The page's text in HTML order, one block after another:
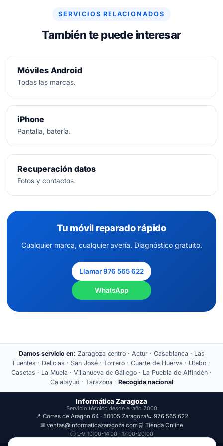
SERVICIOS RELACIONADOS
También te puede interesar
Móviles Android
Todas las marcas.
iPhone
Pantalla, batería.
Recuperación datos
Fotos y contactos.
Tu móvil reparado rápido
Cualquier marca, cualquier avería. Diagnóstico gratuito.
Llamar 976 565 622
WhatsApp
Damos servicio en: Zaragoza centro · Actur · Casablanca · Las
Fuentes · Delicias · San José · Torrero · Cuarte de Huerva · Utebo ·
Casetas · La Muela · Villanueva de Gállego · La Puebla de Alfindén ·
Calatayud · Tarazona · Recogida nacional
Informática Zaragoza
Servicio técnico desde el año 2000
📍 Cortes de Aragón 64 · 50005 Zaragoza📞 976 565 622
✉ ventas@informaticazaragoza.com🛒 Tienda Online
🕒 L-V 10:00-14:00 · 17:00-20:00